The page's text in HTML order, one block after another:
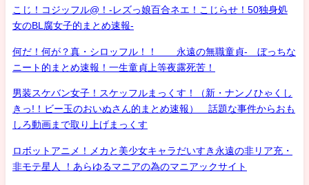
こじ！コジッフル@！-レズっ娘百合ネエ！こじらせ！50独身処
女のBL腐女子的まとめ速報-
何だ！何が？真・シロッフル！！ 永遠の無職童貞- ぼっちな
ニート的まとめ速報！一生童貞上等夜露死苦！
男装スケバン女子！スケッフルまっくす！（新・ナンノひゃくし
きっ!！ビー玉のおいぬさん的まとめ速報） 話題な事件からおも
しろ動画まで取り上げまっくす
ロボットアニメ！メカと美少女キャラだいすき永遠の非リア充・
非モテ星人 ！あらゆるマニアの為のマニアックサイト